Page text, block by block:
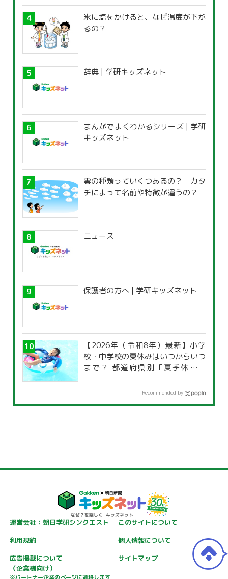
氷に塩をかけると、なぜ温度が下が
るの？
辞典 | 学研キッズネット
まんがでよくわかるシリーズ | 学研
キッズネット
雲の種類っていくつあるの？ カタ
チによって名前や特徴が違うの？
ニュース
保護者の方へ | 学研キッズネット
【2026年（令和8年）最新】小学
校・中学校の夏休みはいつからいつ
まで？ 都道府県別「夏季休暇一
Recommended by
運営会社：朝日学研シンクエスト
このサイトについて
利用規約
個人情報について
広告掲載について
（企業様向け）
サイトマップ